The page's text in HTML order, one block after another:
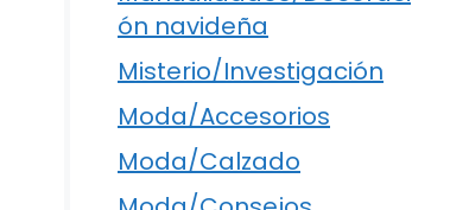
ón navideña
Misterio/Investigación
Moda/Accesorios
Moda/Calzado